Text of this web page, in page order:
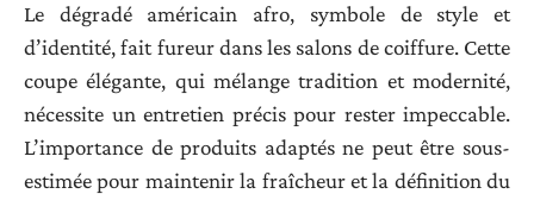
Le dégradé américain afro, symbole de style et
d’identité, fait fureur dans les salons de coiffure. Cette
coupe élégante, qui mélange tradition et modernité,
nécessite un entretien précis pour rester impeccable.
L’importance de produits adaptés ne peut être sous-
estimée pour maintenir la fraîcheur et la définition du